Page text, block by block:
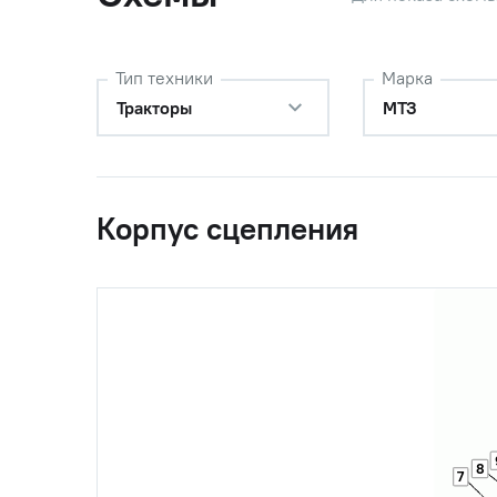
Тип техники
Тракторы
Марка
МТЗ
Корпус сцепления
7 8
32 80-1601182
33 80-1601181 Ось
Шайба